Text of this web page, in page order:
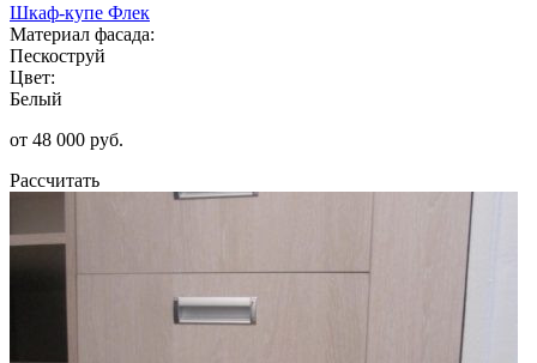
Шкаф-купе Флек
Материал фасада:
Пескоструй
Цвет:
Белый
от 48 000 руб.
Рассчитать